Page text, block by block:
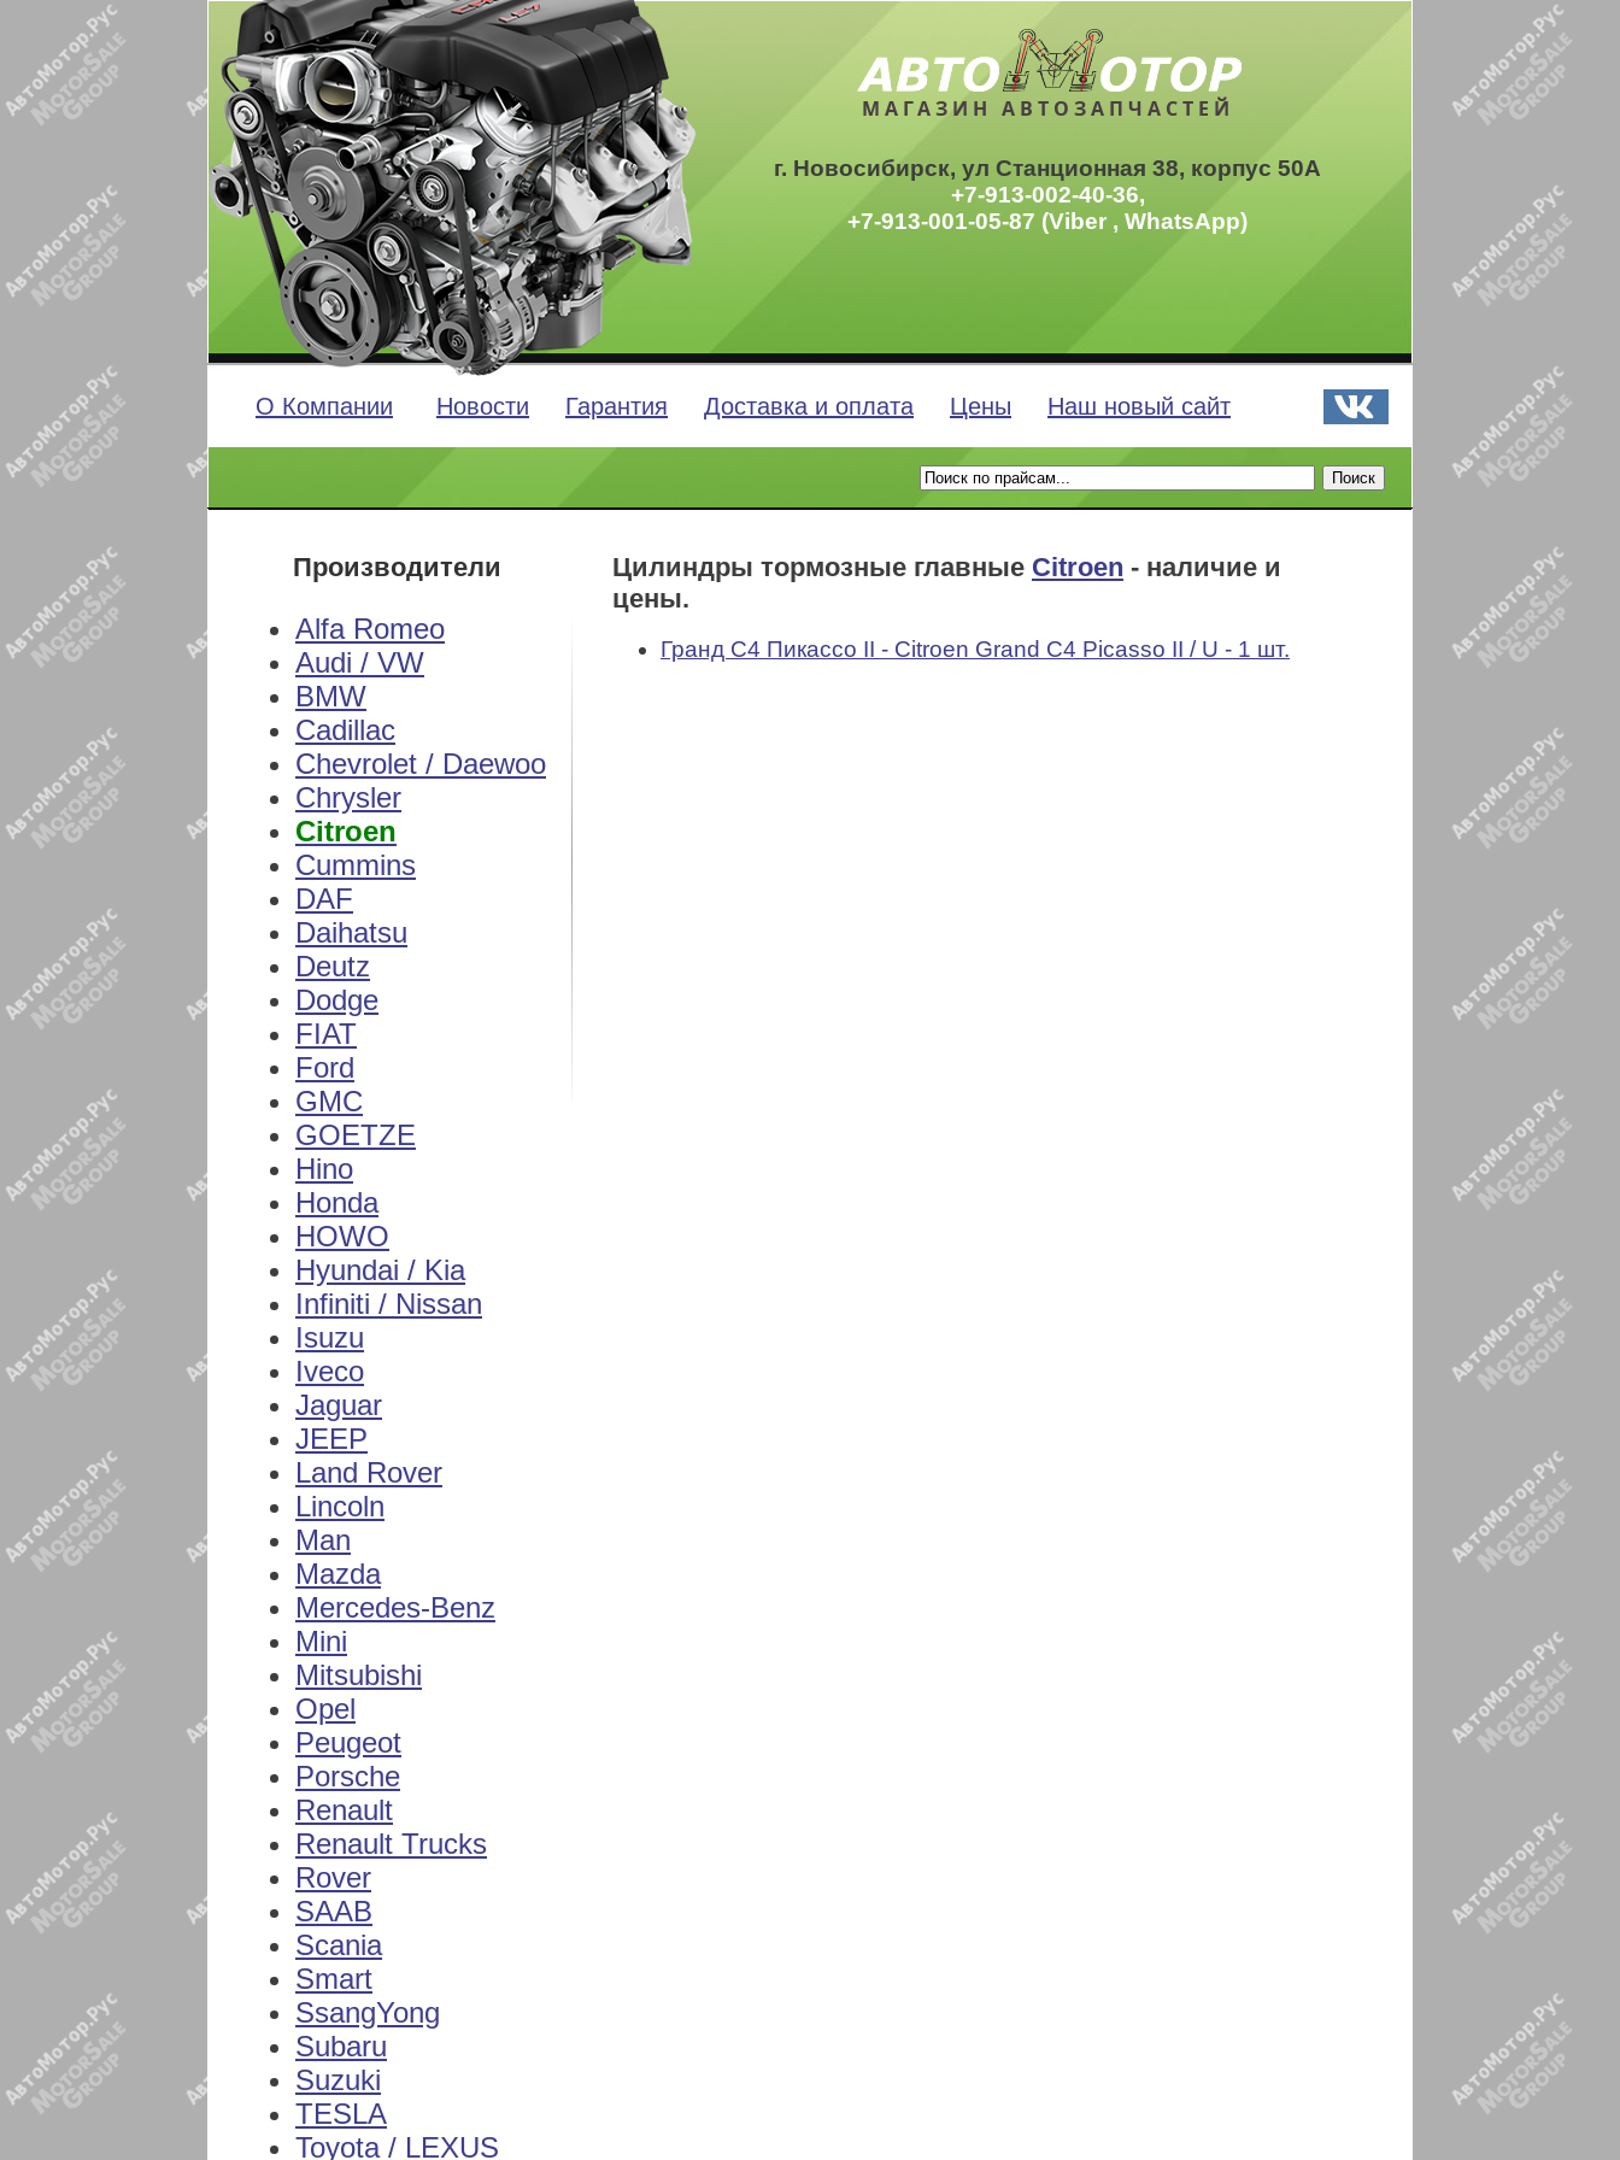
МАГАЗИН АВТОЗАПЧАСТЕЙ
г. Новосибирск, ул Станционная 38, корпус 50А
+7-913-002-40-36,
+7-913-001-05-87 (Viber , WhatsApp)
О Компании Новости Гарантия Доставка и оплата Цены Наш новый сайт
Производители
Alfa Romeo
Audi / VW
BMW
Cadillac
Chevrolet / Daewoo
Chrysler
Citroen
Cummins
DAF
Daihatsu
Deutz
Dodge
FIAT
Ford
GMC
GOETZE
Hino
Honda
HOWO
Hyundai / Kia
Infiniti / Nissan
Isuzu
Iveco
Jaguar
JEEP
Land Rover
Lincoln
Man
Mazda
Mercedes-Benz
Mini
Mitsubishi
Opel
Peugeot
Porsche
Renault
Renault Trucks
Rover
SAAB
Scania
Smart
SsangYong
Subaru
Suzuki
TESLA
Toyota / LEXUS
Цилиндры тормозные главные Citroen - наличие и
цены.
Гранд С4 Пикассо II - Citroen Grand C4 Picasso II / U - 1 шт.